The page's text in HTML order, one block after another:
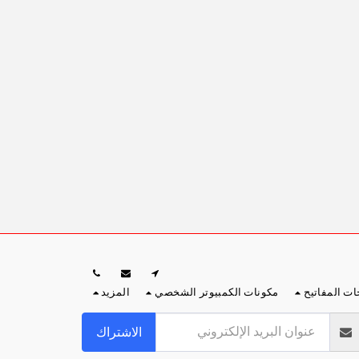
المفاتيح مكونات الكمبيوتر الشخصي المزيد
الاشتراك